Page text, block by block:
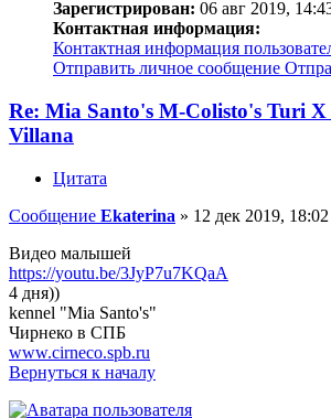
Зарегистрирован: 06 авг 2019,
Контактная информация:
Контактная информация
Отправить личное сообщение
Re: Mia Santo's M-Colisto's Turi X
Villana
Цитата
Сообщение Ekaterina » 12 дек 2019, 18:02
Видео малышей
https://youtu.be/3JyP7u7KQaA
4 дня))
kennel "Mia Santo's"
Чирнеко в СПБ
www.cirneco.spb.ru
Вернуться к началу